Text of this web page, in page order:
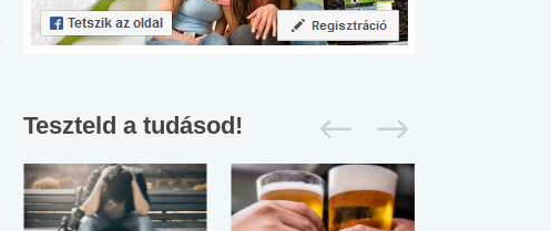
Teszteld a tudásod!